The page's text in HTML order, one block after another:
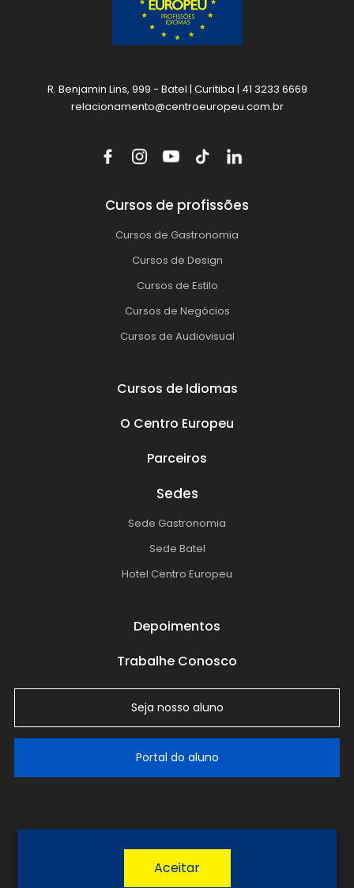
R. Benjamin Lins, 999 - Batel | Curitiba | 41 3233 6669
relacionamento@centroeuropeu.com.br
Cursos de profissões
Cursos de Gastronomia
Cursos de Design
Cursos de Estilo
Cursos de Negócios
Cursos de Audiovisual
Cursos de Idiomas
O Centro Europeu
Parceiros
Sedes
Sede Gastronomia
Sede Batel
Hotel Centro Europeu
Depoimentos
Trabalhe Conosco
Seja nosso aluno
Portal do aluno
Política de Privacidade